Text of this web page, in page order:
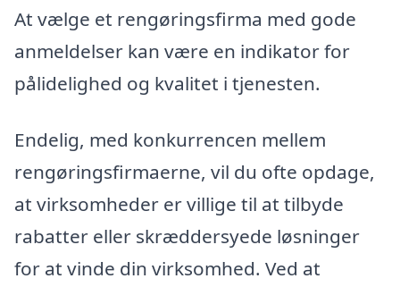
At vælge et rengøringsfirma med gode
anmeldelser kan være en indikator for
pålidelighed og kvalitet i tjenesten.
Endelig, med konkurrencen mellem
rengøringsfirmaerne, vil du ofte opdage,
at virksomheder er villige til at tilbyde
rabatter eller skræddersyede løsninger
for at vinde din virksomhed. Ved at